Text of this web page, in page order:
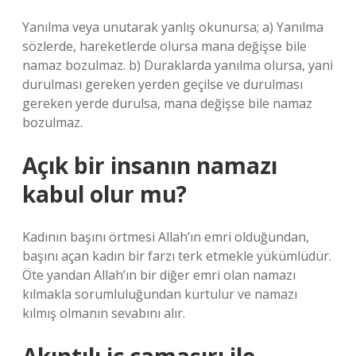
Yanılma veya unutarak yanlış okunursa; a) Yanılma
sözlerde, hareketlerde olursa mana değişse bile
namaz bozulmaz. b) Duraklarda yanılma olursa, yani
durulması gereken yerden geçilse ve durulması
gereken yerde durulsa, mana değişse bile namaz
bozulmaz.
Açık bir insanın namazı
kabul olur mu?
Kadının başını örtmesi Allah’ın emri olduğundan,
başını açan kadın bir farzı terk etmekle yükümlüdür.
Öte yandan Allah’ın bir diğer emri olan namazı
kılmakla sorumluluğundan kurtulur ve namazı
kılmış olmanın sevabını alır.